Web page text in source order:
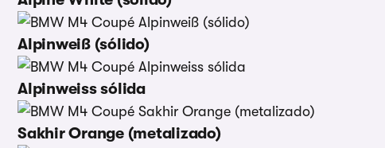
Alpinweiß (sólido)
Alpinweiss sólida
Sakhir Orange (metalizado)